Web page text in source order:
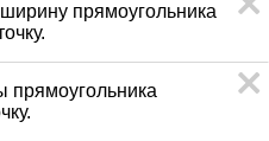
прямоугольника
прямоугольника